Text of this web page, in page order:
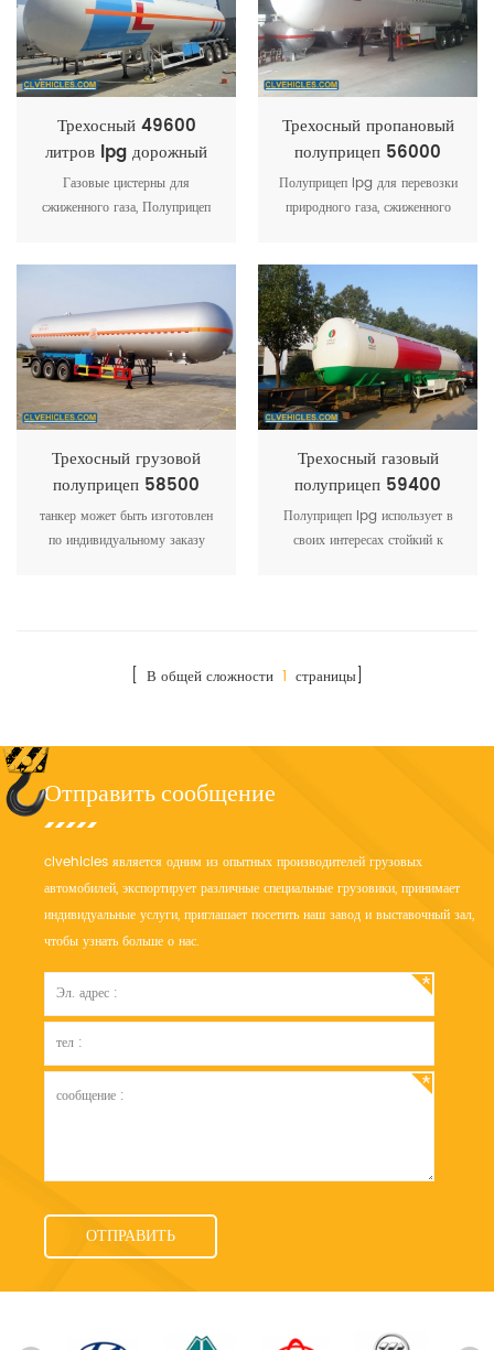
Трехосный 49600
литров lpg дорожный
танкер полуприцеп
Газовые цистерны для
сжиженного газа, Полуприцеп
используется для
транспортировки сжиженного
нефтяного газа на
автозаправочную станцию, в
хранилище для сжиженного
нефтяного газа и т. д. Мы
можем предоставить 40 куб.
Трехосный пропановый
полуприцеп 56000
литров
Полуприцеп lpg для перевозки
природного газа, сжиженного
отечественные или импортные
аксессуары безопасности,
карбюратор и насос для
пользователя, полностью
меблированные
Трехосный грузовой
полуприцеп 58500
литров lpg
танкер может быть изготовлен
по индивидуальному заказу
Трехосный газовый
полуприцеп 59400
литров lpg
Полуприцеп lpg использует в
своих интересах стойкий к
(например, пропан, пропилен,
жидкий аммиак, жидкий азот,
[ В общей сложности 1 страницы]
Отправить сообщение
clvehicles является одним из опытных производителей грузовых
автомобилей, экспортирует различные специальные грузовики, принимает
индивидуальные услуги, приглашает посетить наш завод и выставочный зал,
чтобы узнать больше о нас.